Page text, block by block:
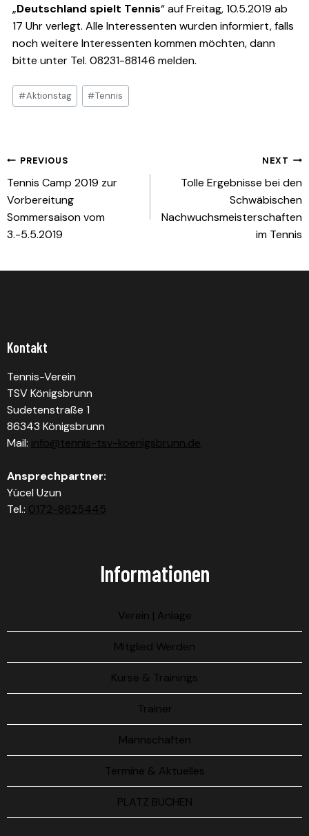
„Deutschland spielt Tennis“ auf Freitag, 10.5.2019 ab
17 Uhr verlegt. Alle Interessenten wurden informiert, falls
noch weitere Interessenten kommen möchten, dann
bitte unter Tel. 08231-88146 melden.
Post
Tags:
#Aktionstag #Tennis
Beitragsnavigation
PREVIOUS
Tennis Camp 2019 zur
Vorbereitung
Sommersaison vom
3.-5.5.2019
NEXT
Tolle Ergebnisse bei den
Schwäbischen
Nachwuchsmeisterschaften
im Tennis
Kontakt
Tennis-Verein
TSV Königsbrunn
Sudetenstraße 1
86343 Königsbrunn
Mail: info@tennis-tsv-koenigsbrunn.de
Ansprechpartner:
Yücel Uzun
Tel.: 0172-8625445
Informationen
Verein | Anlage
Mitglied Werden
Kurse & Trainings
Trainer
Mannschaften
Termine & Aktuelles
PLATZ BUCHEN